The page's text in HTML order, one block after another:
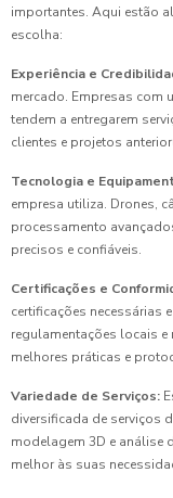
importantes. Aqui estão
escolha:
Experiência e
mercado. Empresas
tendem a entregarem
clientes e projetos
Tecnologia e
empresa utiliza. Drones,
processamento
precisos e confiáveis.
Certificações e
certificações necessárias
regulamentações locais
melhores práticas e
Variedade de Serviços:
diversificada de serviços
modelagem 3D e análise
melhor às suas